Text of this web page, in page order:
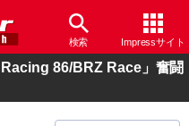
検索 Impressサイト
86/BRZ Race」奮闘